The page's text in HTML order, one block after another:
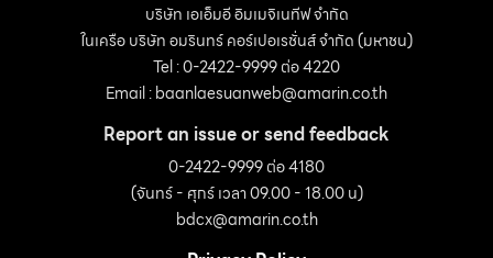
บริษัท เอเอ็มอี อิมเมจิเนทีฟ จำกัด
ในเครือ บริษัท อมรินทร์ คอร์เปอเรชั่นส์ จำกัด (มหาชน)
Tel : 0-2422-9999 ต่อ 4220
Email :baanlaesuanweb@amarin.co.th
Report an issue or send feedback
0-2422-9999 ต่อ 4180
(จันทร์ - ศุกร์ เวลา 09.00 - 18.00 น)
bdcx@amarin.co.th